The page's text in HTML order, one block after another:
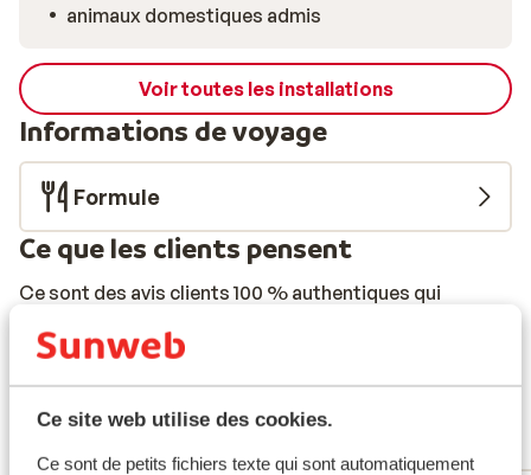
Ce site web utilise des cookies.
Ce sont de petits fichiers texte qui sont automatiquement
en choisissant le confort d’une résidence 3 étoiles en
animaux domestiques admis
Voir toutes les installations
Informations de voyage
Formule
Ce que les clients pensent
Ce sont des avis clients 100 % authentiques qui
produit.En savoir plus sur les avis
Très bien
200 avis
Réservé principalement par familles